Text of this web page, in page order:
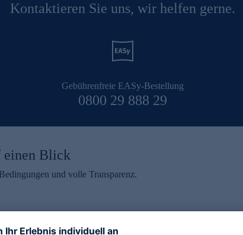
Kontaktieren Sie uns, wir helfen gerne.
Gebührenfreie EASy-Bestellung
0800 29 888 29
einen Blick
und volle Transparenz.